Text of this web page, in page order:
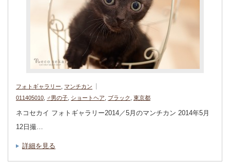
フォトギャラリー
マンチカン
011405010
♂男の子 ショートヘア ブラック 東京都
ネコセカイ フォトギャラリー2014／5月のマンチカン 2014年5月
12日撮…
詳細を見る